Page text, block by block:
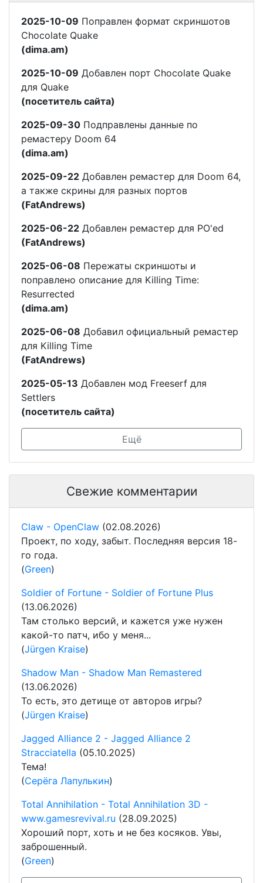
2025-10-09 Поправлен формат скриншотов
Chocolate Quake
(dima.am)
2025-10-09 Добавлен порт Chocolate Quake
для Quake
(посетитель сайта)
2025-09-30 Подправлены данные по
ремастеру Doom 64
(dima.am)
2025-09-22 Добавлен ремастер для Doom 64,
а также скрины для разных портов
(FatAndrews)
2025-06-22 Добавлен ремастер для PO'ed
(FatAndrews)
2025-06-08 Пережаты скриншоты и
поправлено описание для Killing Time:
Resurrected
(dima.am)
2025-06-08 Добавил официальный ремастер
для Killing Time
(FatAndrews)
2025-05-13 Добавлен мод Freeserf для
Settlers
(посетитель сайта)
Ещё
Свежие комментарии
Claw - OpenClaw (02.08.2026)
Проект, по ходу, забыт. Последняя версия 18-
го года.
(Green)
Soldier of Fortune - Soldier of Fortune Plus
(13.06.2026)
Там столько версий, и кажется уже нужен
какой-то патч, ибо у меня...
(Jürgen Kraise)
Shadow Man - Shadow Man Remastered
(13.06.2026)
То есть, это детище от авторов игры?
(Jürgen Kraise)
Jagged Alliance 2 - Jagged Alliance 2
Stracciatella (05.10.2025)
Тема!
(Серёга Лапулькин)
Total Annihilation - Total Annihilation 3D -
www.gamesrevival.ru (28.09.2025)
Хороший порт, хоть и не без косяков. Увы,
заброшенный.
(Green)